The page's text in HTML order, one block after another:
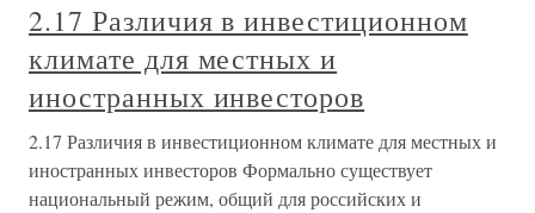
2.17 Различия в инвестиционном
климате для местных и
иностранных инвесторов
2.17 Различия в инвестиционном климате для местных и
иностранных инвесторов Формально существует
национальный режим, общий для российских и